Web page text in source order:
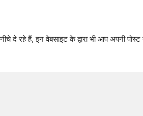
हैं, इन वेबसाइट के द्वारा भी आप अपनी पोस्ट